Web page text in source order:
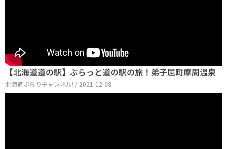
【北海道道の駅】ぶらっと道の駅の旅！弟子屈町摩周温泉
北海道ぶらりチャンネル! / 2021-12-08